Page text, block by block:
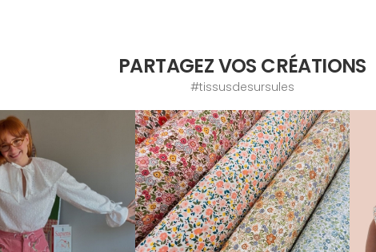
PARTAGEZ VOS CRÉATIONS
#tissusdesursules